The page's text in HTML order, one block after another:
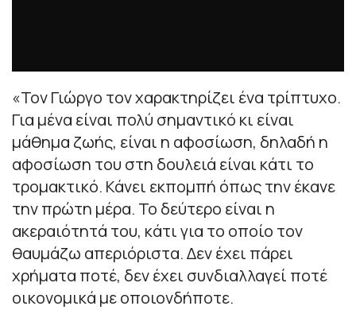
«Τον Γιώργο τον χαρακτηρίζει ένα τρίπτυχο.
Για μένα είναι πολύ σημαντικό κι είναι
μάθημα ζωής, είναι η αφοσίωση, δηλαδή η
αφοσίωση του στη δουλειά είναι κάτι το
τρομακτικό. Κάνει εκπομπή όπως την έκανε
την πρώτη μέρα. Το δεύτερο είναι η
ακεραιότητά του, κάτι για το οποίο τον
θαυμάζω απεριόριστα. Δεν έχει πάρει
χρήματα ποτέ, δεν έχει συνδιαλλαγεί ποτέ
οικονομικά με οποιονδήποτε.